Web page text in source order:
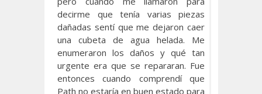
decirme que tenía varias piezas
dañadas sentí que me dejaron caer
una cubeta de agua helada. Me
enumeraron los daños y qué tan
urgente era que se repararan. Fue
entonces cuando comprendí que
Path no estaría en buen estado para